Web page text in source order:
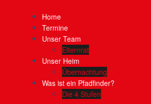
Home
Termine
Unser Team
Elternrat
Unser Heim
Übernachtung
Was ist ein Pfadfinder?
Die 4 Stufen